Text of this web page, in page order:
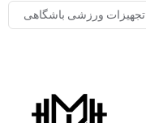
تجهیزات ورزشی باشگاهی